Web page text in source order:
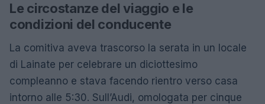
Le circostanze del viaggio e le
condizioni del conducente
La comitiva aveva trascorso la serata in un locale
di Lainate per celebrare un diciottesimo
compleanno e stava facendo rientro verso casa
intorno alle 5:30. Sull’Audi, omologata per cinque